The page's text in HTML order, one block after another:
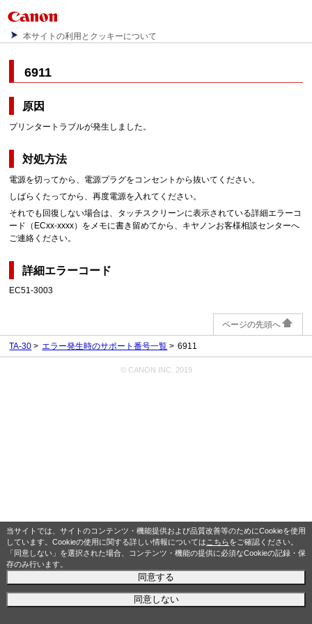
当サイトでは、サイトのコンテンツ・機能提供および品質改善等のためにCookieを使用
しています。Cookieの使用に関する詳しい情報については こちらをご確認ください。
「同意しない」を選択された場合、コンテンツ・機能の提供に必須なCookieの記録・保
存のみ行います。
同意する
同意しない
本サイトの利用とクッキーについて
6911
原因
プリンタートラブルが発生しました。
対処方法
電源を切ってから、電源プラグをコンセントから抜いてください。
しばらくたってから、再度電源を入れてください。
それでも回復しない場合は、タッチスクリーンに表示されている詳細エラーコ
ード（ECxx-xxxx）をメモに書き留めてから、キヤノンお客様相談センターへ
ご連絡ください。
詳細エラーコード
EC51-3003
ページの先頭へ
TA-30 エラー発生時のサポート番号一覧 6911
© CANON INC. 2019